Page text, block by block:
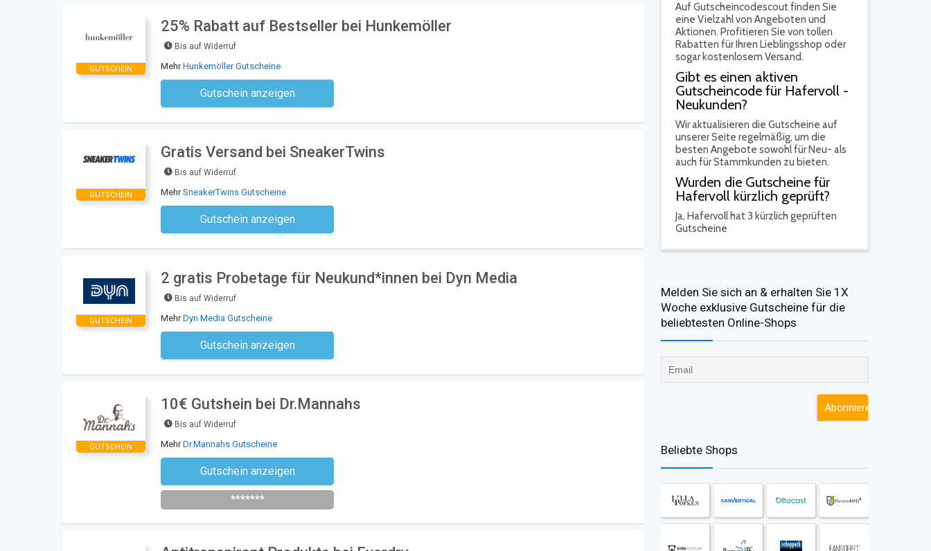
Auf Gutscheincodescout finden Sie
eine Vielzahl von Angeboten und
Aktionen. Profitieren Sie von tollen
Rabatten für Ihren Lieblingsshop oder
sogar kostenlosem Versand.
Gibt es einen aktiven
Gutscheincode für Hafervoll -
Neukunden?
Wir aktualisieren die Gutscheine auf
unserer Seite regelmäßig, um die
besten Angebote sowohl für Neu- als
auch für Stammkunden zu bieten.
Wurden die Gutscheine für
Hafervoll kürzlich geprüft?
Ja, Hafervoll hat 3 kürzlich geprüften
Gutscheine
Melden Sie sich an & erhalten Sie 1X
Woche exklusive Gutscheine für die
beliebtesten Online-Shops​
Beliebte Shops
GUTSCHEIN
25% Rabatt auf Bestseller bei Hunkemöller
Bis auf Widerruf
MehrHunkemöller Gutscheine
Gutschein anzeigen
Kein Code notwendig
GUTSCHEIN
Gratis Versand bei SneakerTwins
Bis auf Widerruf
MehrSneakerTwins Gutscheine
Gutschein anzeigen
Kein Code notwendig
GUTSCHEIN
2 gratis Probetage für Neukund*innen bei Dyn Media
Bis auf Widerruf
MehrDyn Media Gutscheine
Gutschein anzeigen
Kein Code notwendig
GUTSCHEIN
10€ Gutshein bei Dr.Mannahs
Bis auf Widerruf
MehrDr.Mannahs Gutscheine
Gutschein anzeigen
Newsletter des Shops abonnieren
*******